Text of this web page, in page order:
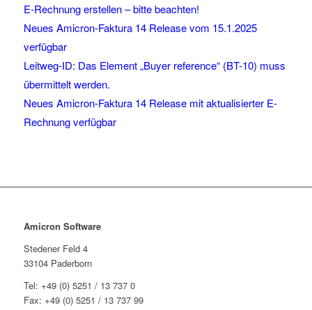
E-Rechnung erstellen – bitte beachten!
Neues Amicron-Faktura 14 Release vom 15.1.2025
verfügbar
Leitweg-ID: Das Element „Buyer reference“ (BT-10) muss
übermittelt werden.
Neues Amicron-Faktura 14 Release mit aktualisierter E-
Rechnung verfügbar
Amicron Software
Stedener Feld 4
33104 Paderborn
Tel: +49 (0) 5251 / 13 737 0
Fax: +49 (0) 5251 / 13 737 99